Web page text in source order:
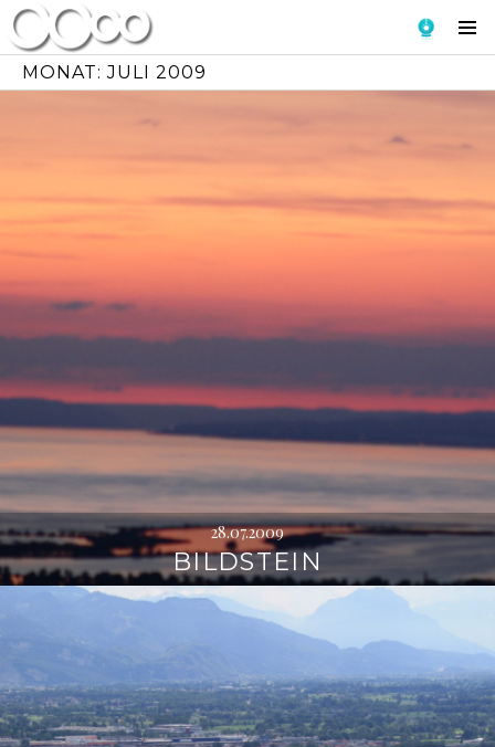
Skip
to
content
MONAT:JULI 2009
28.07.2009
BILDSTEIN